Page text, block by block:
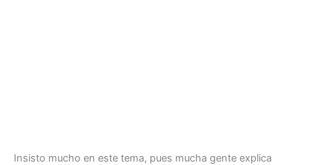
Insisto mucho en este tema, pues mucha gente explica